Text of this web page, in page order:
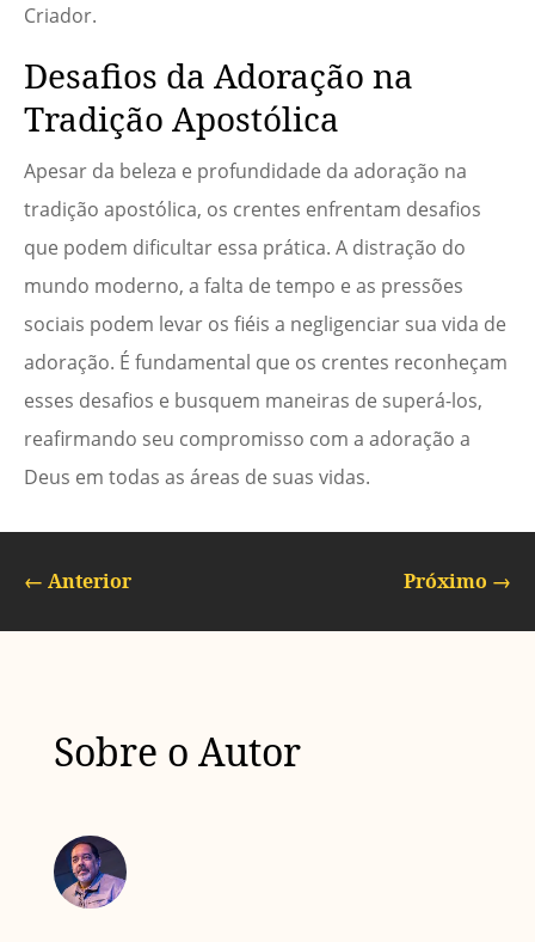
Criador.
Desafios da Adoração na
Tradição Apostólica
Apesar da beleza e profundidade da adoração na
tradição apostólica, os crentes enfrentam desafios
que podem dificultar essa prática. A distração do
mundo moderno, a falta de tempo e as pressões
sociais podem levar os fiéis a negligenciar sua vida de
adoração. É fundamental que os crentes reconheçam
esses desafios e busquem maneiras de superá-los,
reafirmando seu compromisso com a adoração a
Deus em todas as áreas de suas vidas.
← Anterior Próximo →
Sobre o Autor